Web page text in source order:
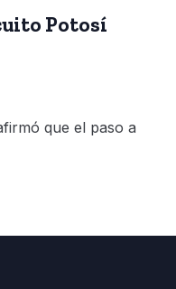
Potosí
que el paso a